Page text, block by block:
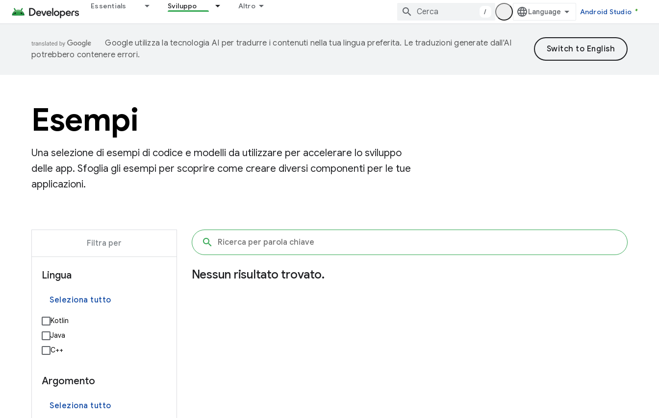
Essentials Sviluppo Altro
/ Android Studio
Google utilizza la tecnologia AI per tradurre i contenuti nella tua lingua preferita. Le traduzioni generate dall'AI
potrebbero contenere errori.
Esempi
Una selezione di esempi di codice e modelli da utilizzare per accelerare lo sviluppo
delle app. Sfoglia gli esempi per scoprire come creare diversi componenti per le tue
applicazioni.
Filtra per
Lingua
Seleziona tutto
Kotlin
Java
C++
Argomento
Seleziona tutto
Nessun risultato trovato.